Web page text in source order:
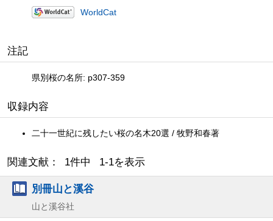
WorldCat
注記
県別桜の名所: p307-359
収録内容
二十一世紀に残したい桜の名木20選 / 牧野和春著
関連文献： 1件中 1-1を表示
別冊山と溪谷
山と溪谷社